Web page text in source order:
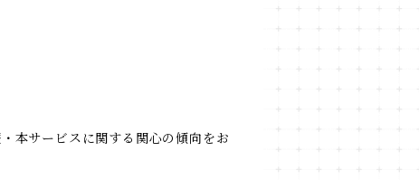
本サービスに関する関心の傾向をお